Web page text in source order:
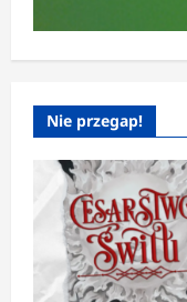
Nie przegap!